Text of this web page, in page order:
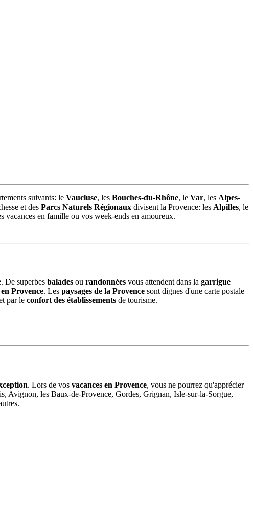
suivants: le Vaucluse, les Bouches-du-Rhône, le Var, les Alpes-
et des Parcs Naturels Régionaux divisent la Provence: les Alpilles, le
vacances en famille ou vos week-ends en amoureux.
. De superbes balades ou randonnées vous attendent dans la garrigue
Provence. Les paysages de la Provence sont dignes d'une carte postale
par le confort des établissements de tourisme.
. Lors de vos vacances en Provence, vous ne pourrez qu'apprécier
Avignon, les Baux-de-Provence, Gordes, Grignan, Isle-sur-la-Sorgue,